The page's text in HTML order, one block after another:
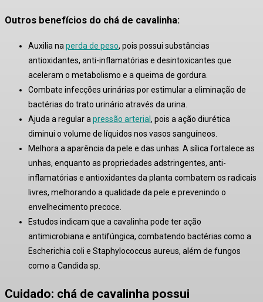
Outros benefícios do chá de cavalinha:
Auxilia na perda de peso, pois possui substâncias
antioxidantes, anti-inflamatórias e desintoxicantes que
aceleram o metabolismo e a queima de gordura.
Combate infecções urinárias por estimular a eliminação de
bactérias do trato urinário através da urina.
Ajuda a regular a pressão arterial , pois a ação diurética
diminui o volume de líquidos nos vasos sanguíneos.
Melhora a aparência da pele e das unhas. A sílica fortalece as
unhas, enquanto as propriedades adstringentes, anti-
inflamatórias e antioxidantes da planta combatem os radicais
livres, melhorando a qualidade da pele e prevenindo o
envelhecimento precoce.
Estudos indicam que a cavalinha pode ter ação
antimicrobiana e antifúngica, combatendo bactérias como a
Escherichia coli e Staphylococcus aureus, além de fungos
como a Candida sp
Cuidado: chá de cavalinha possui